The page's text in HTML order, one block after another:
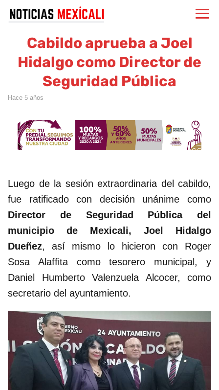
Cabildo aprueba a Joel
Hidalgo como Director de
Seguridad Pública
hace 5 años
Luego de la sesión extraordinaria del cabildo,
fue ratificado con decisión unánime como
Director de Seguridad Pública del
municipio de Mexicali, Joel Hidalgo
Dueñez, así mismo lo hicieron con Roger
Sosa Alaffita como tesorero municipal, y
Daniel Humberto Valenzuela Alcocer, como
secretario del ayuntamiento.